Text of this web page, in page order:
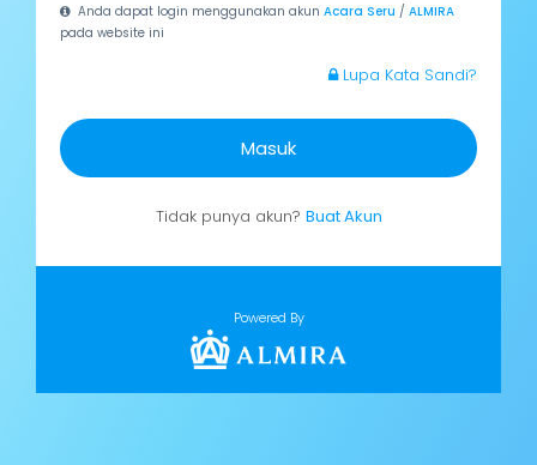
Anda dapat login menggunakan akunAcara Seru /ALMIRA
pada website ini
Lupa Kata Sandi?
Masuk
Tidak punya akun? Buat Akun
Powered By